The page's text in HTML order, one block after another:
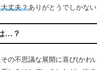
丈夫？ありがとうでしかない
…？
の不思議な展開に喜び(かわ